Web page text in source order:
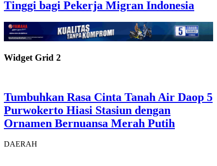
Tinggi bagi Pekerja Migran Indonesia
Widget Grid 2
Tumbuhkan Rasa Cinta Tanah Air Daop 5
Purwokerto Hiasi Stasiun dengan
Ornamen Bernuansa Merah Putih
DAERAH